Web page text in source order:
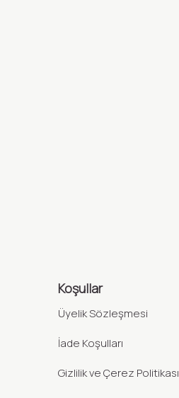
Koşullar
Üyelik Sözleşmesi
İade Koşulları
Gizlilik ve Çerez Politikası